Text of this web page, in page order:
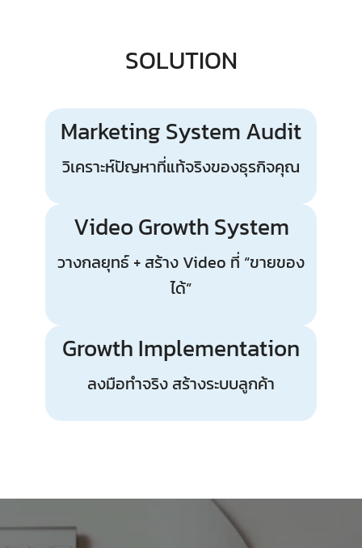
SOLUTION
Marketing System Audit
วิเคราะห์ปัญหาที่แท้จริงของธุรกิจคุณ
Video Growth System
วางกลยุทธ์ + สร้าง Video ที่ “ขายของ
ได้”
Growth Implementation
ลงมือทำจริง สร้างระบบลูกค้า